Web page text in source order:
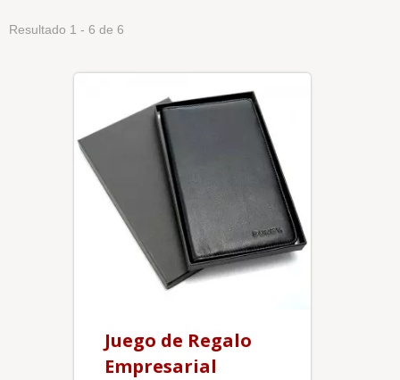
Resultado 1 - 6 de 6
Juego de Regalo
Empresarial